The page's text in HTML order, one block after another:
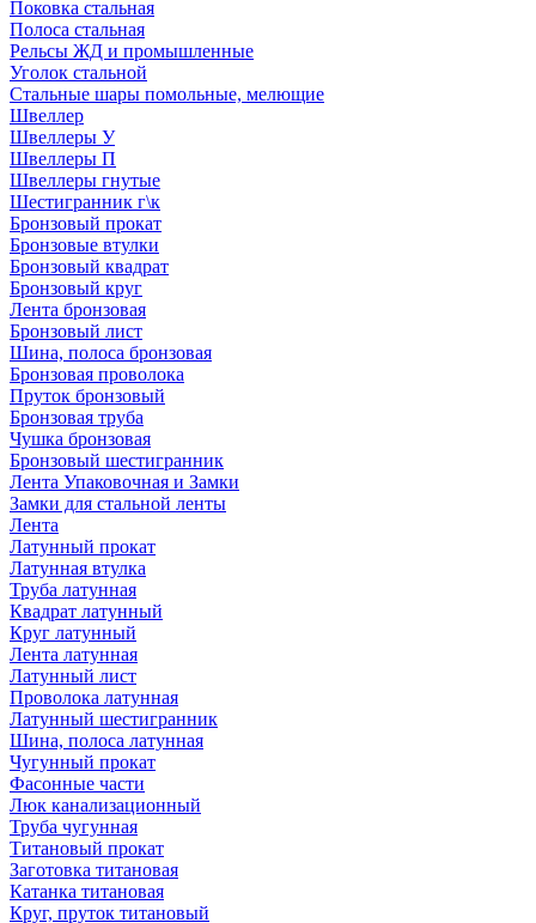
Поковка стальная
Полоса стальная
Рельсы ЖД и промышленные
Уголок стальной
Стальные шары помольные, мелющие
Швеллер
Швеллеры У
Швеллеры П
Швеллеры гнутые
Шестигранник г\к
Бронзовый прокат
Бронзовые втулки
Бронзовый квадрат
Бронзовый круг
Лента бронзовая
Бронзовый лист
Шина, полоса бронзовая
Бронзовая проволока
Пруток бронзовый
Бронзовая труба
Чушка бронзовая
Бронзовый шестигранник
Лента Упаковочная и Замки
Замки для стальной ленты
Лента
Латунный прокат
Латунная втулка
Труба латунная
Квадрат латунный
Круг латунный
Лента латунная
Латунный лист
Проволока латунная
Латунный шестигранник
Шина, полоса латунная
Чугунный прокат
Фасонные части
Люк канализационный
Труба чугунная
Титановый прокат
Заготовка титановая
Катанка титановая
Круг, пруток титановый